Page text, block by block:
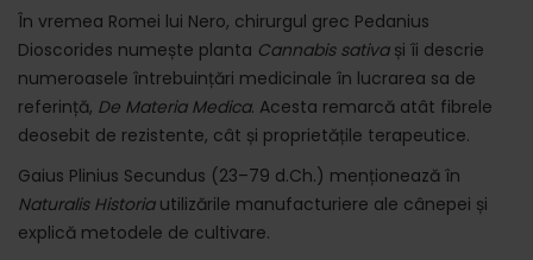
În vremea Romei lui Nero, chirurgul grec Pedanius
Dioscorides numește planta Cannabis sativași îi descrie
numeroasele întrebuințări medicinale în lucrarea sa de
referință, De Materia Medica. Acesta remarcă atât fibrele
deosebit de rezistente, cât și proprietățile terapeutice.
Gaius Plinius Secundus (23–79 d.Ch.) menționează în
Naturalis Historiautilizările manufacturiere ale cânepei și
explică metodele de cultivare.